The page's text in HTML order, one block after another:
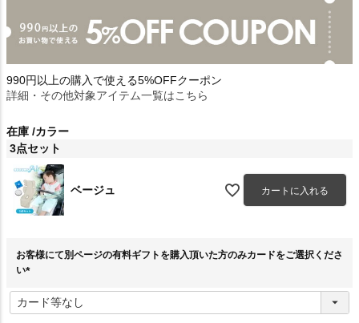
990円以上の購入で使える5%OFFクーポン
詳細・その他対象アイテム一覧はこちら
在庫 カラー
3点セット
ベージュ カートに入れる
お客様にて別ページの有料ギフトを購入頂いた方のみカードをご選択くださ
い
必
須